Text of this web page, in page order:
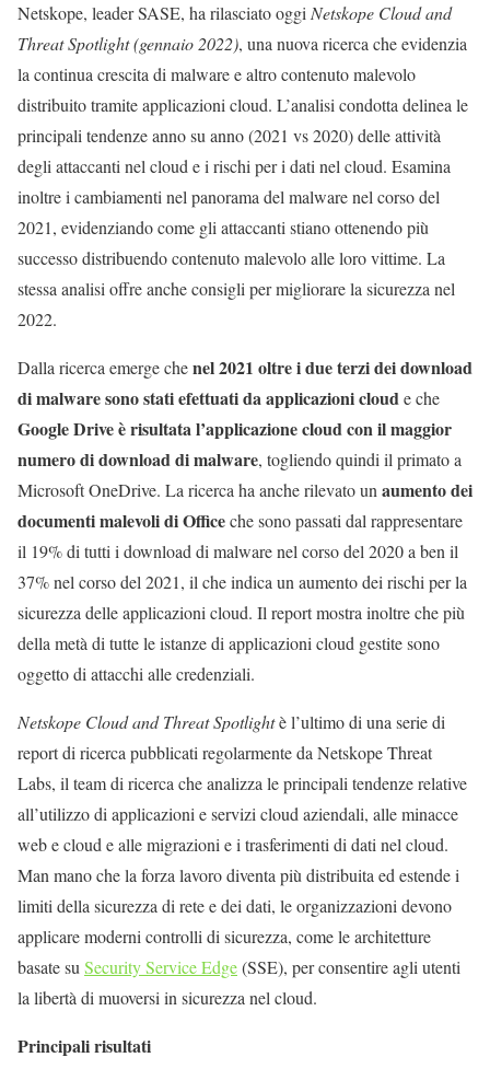
Netskope, leader SASE, ha rilasciato oggiNetskope Cloud and
Threat Spotlight (gennaio 2022), una nuova ricerca che evidenzia
la continua crescita di malware e altro contenuto malevolo
distribuito tramite applicazioni cloud. L’analisi condotta delinea le
principali tendenze anno su anno (2021 vs 2020) delle attività
degli attaccanti nel cloud e i rischi per i dati nel cloud. Esamina
inoltre i cambiamenti nel panorama del malware nel corso del
2021, evidenziando come gli attaccanti stiano ottenendo più
successo distribuendo contenuto malevolo alle loro vittime. La
stessa analisi offre anche consigli per migliorare la sicurezza nel
2022.
Dalla ricerca emerge chenel 2021 oltre i due terzi dei download
di malware sono stati efettuati da applicazioni cloude che
Google Drive è risultata l’applicazione cloud con il maggior
numero di download di malware, togliendo quindi il primato a
Microsoft OneDrive. La ricerca ha anche rilevato unaumento dei
documenti malevoli di Officeche sono passati dal rappresentare
il 19% di tutti i download di malware nel corso del 2020 a ben il
37% nel corso del 2021, il che indica un aumento dei rischi per la
sicurezza delle applicazioni cloud. Il report mostra inoltre che più
della metà di tutte le istanze di applicazioni cloud gestite sono
oggetto di attacchi alle credenziali.
Netskope Cloud and Threat Spotlightè l’ultimo di una serie di
report di ricerca pubblicati regolarmente da Netskope Threat
Labs, il team di ricerca che analizza le principali tendenze relative
all’utilizzo di applicazioni e servizi cloud aziendali, alle minacce
web e cloud e alle migrazioni e i trasferimenti di dati nel cloud.
Man mano che la forza lavoro diventa più distribuita ed estende i
limiti della sicurezza di rete e dei dati, le organizzazioni devono
applicare moderni controlli di sicurezza, come le architetture
basate suSecurity Service Edge(SSE), per consentire agli utenti
la libertà di muoversi in sicurezza nel cloud.
Principali risultati